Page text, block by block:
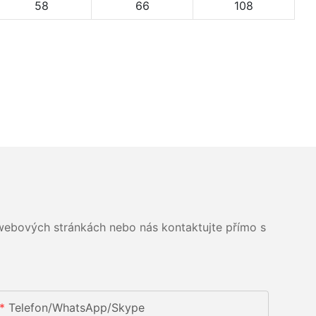
58 66 108
stránkách nebo nás kontaktujte přímo s
Telefon/whatsApp/skype